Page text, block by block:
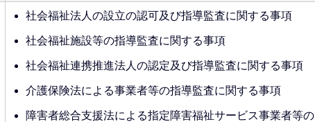
社会福祉法人の設立の認可及び指導監査に関する事項
社会福祉施設等の指導監査に関する事項
社会福祉連携推進法人の認定及び指導監査に関する事項
介護保険法による事業者等の指導監査に関する事項
障害者総合支援法による指定障害福祉サービス事業者等の